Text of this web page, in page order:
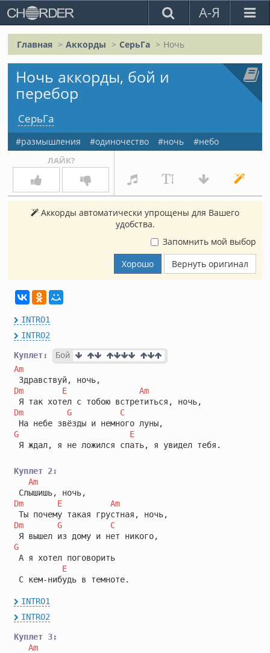
А-Я
Главная Аккорды СерьГа Ночь
Ночь аккорды, бой и
перебор
СерьГа
размышления одиночество ночь небо
ЛАЙК?
Аккорды автоматически упрощены для Вашего
удобства.
Запомнить мой выбор
Хорошо
Вернуть оригинал
INTRO1
INTRO2
Куплет:
Бой
Am
Dm
E
Am
Dm
G
C
G
E
Я ждал, я не ложился спать, я увидел тебя.
Куплет 2:
Am
Dm
E
Am
Dm
G
C
G
А я хотел поговорить
E
С кем-нибудь в темноте.
INTRO1
INTRO2
Куплет 3:
Am